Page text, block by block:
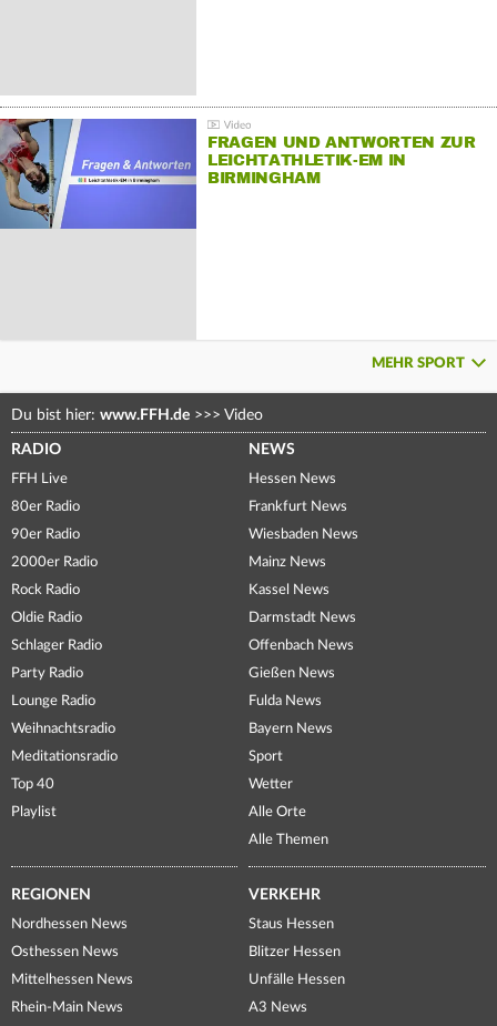
FRAGEN UND ANTWORTEN ZUR
LEICHTATHLETIK-EM IN
BIRMINGHAM
MEHR SPORT
Du bist hier: www.FFH.de >>> Video
RADIO
FFH Live
80er Radio
90er Radio
2000er Radio
Rock Radio
Oldie Radio
Schlager Radio
Party Radio
Lounge Radio
Weihnachtsradio
Meditationsradio
Top 40
Playlist
NEWS
Hessen News
Frankfurt News
Wiesbaden News
Mainz News
Kassel News
Darmstadt News
Offenbach News
Gießen News
Fulda News
Bayern News
Sport
Wetter
Alle Orte
Alle Themen
REGIONEN
Nordhessen News
Osthessen News
Mittelhessen News
Rhein-Main News
VERKEHR
Staus Hessen
Blitzer Hessen
Unfälle Hessen
A3 News